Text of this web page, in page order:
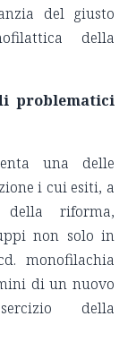
del giusto
della
problematici
una delle
i cui esiti, a
della riforma,
non solo in
monofilachia
di un nuovo
della